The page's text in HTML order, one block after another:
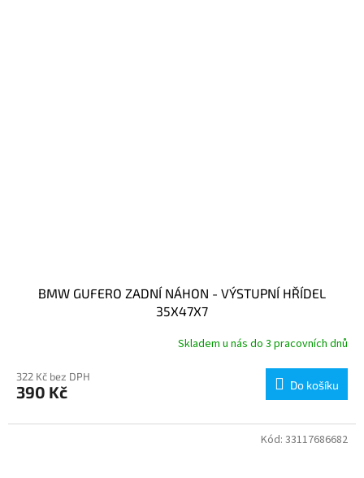
BMW GUFERO ZADNÍ NÁHON - VÝSTUPNÍ HŘÍDEL
35X47X7
Skladem u nás do 3 pracovních dnů
322 Kč bez DPH
390 Kč Do košíku
Kód: 33117686682